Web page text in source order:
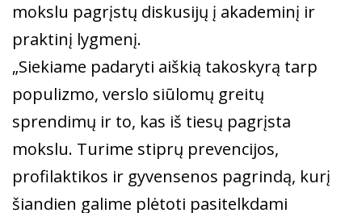
mokslu pagrįstų diskusijų į akademinį ir
praktinį lygmenį.
„Siekiame padaryti aiškią takoskyrą tarp
populizmo, verslo siūlomų greitų
sprendimų ir to, kas iš tiesų pagrįsta
mokslu. Turime stiprų prevencijos,
profilaktikos ir gyvensenos pagrindą, kurį
šiandien galime plėtoti pasitelkdami